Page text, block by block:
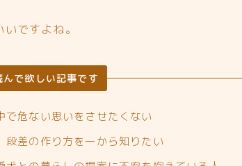
ですよね。
で欲しい記事です
で危ない思いをさせたくない
段差の作り方を一から知りたい